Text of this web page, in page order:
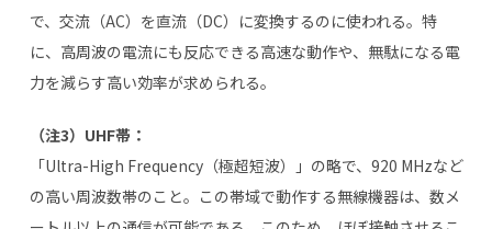
で、交流（AC）を直流（DC）に変換するのに使われる。特
に、高周波の電流にも反応できる高速な動作や、無駄になる電
力を減らす高い効率が求められる。
（注3）UHF帯：
「Ultra-High Frequency（極超短波）」の略で、 920 MHzなど
の高い周波数帯のこと。この帯域で動作する無線機器は、数メ